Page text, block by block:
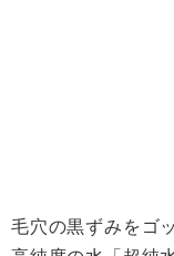
毛穴の黒ずみをゴ